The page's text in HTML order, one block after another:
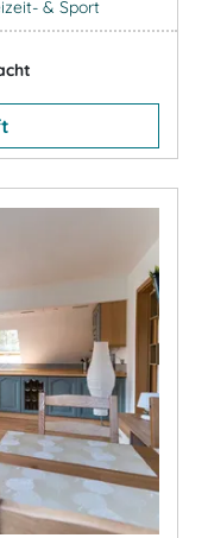
& Sport